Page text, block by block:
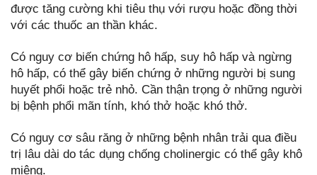
được tăng cường khi tiêu thụ với rượu hoặc đồng thời
với các thuốc an thần khác.
Có nguy cơ biến chứng hô hấp, suy hô hấp và ngừng
hô hấp, có thể gây biến chứng ở những người bị sung
huyết phổi hoặc trẻ nhỏ. Cần thận trọng ở những người
bị bệnh phổi mãn tính, khó thở hoặc khó thở.
Có nguy cơ sâu răng ở những bệnh nhân trải qua điều
trị lâu dài do tác dụng chống cholinergic có thể gây khô
miệng.